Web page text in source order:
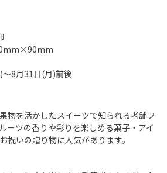
8月31日(月)前後
物を活かしたスイーツで知られる老舗フ
ーツの香りや彩りを楽しめる菓子・アイ
祝いの贈り物に人気があります。